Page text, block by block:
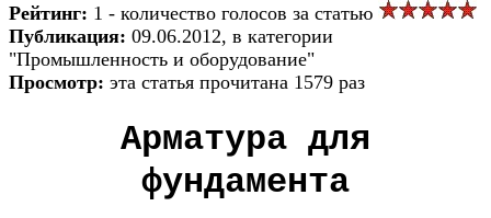
Рейтинг: 1 - количество голосов за статью
Публикация: 09.06.2012, в категории
"Промышленность и оборудование"
Просмотр: эта статья прочитана 1579 раз
Арматура для
фундамента